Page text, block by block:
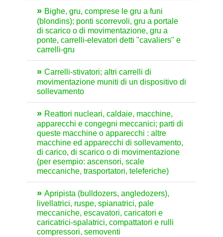
Bighe, gru, comprese le gru a funi
(blondins); ponti scorrevoli, gru a portale
di scarico o di movimentazione, gru a
ponte, carrelli-elevatori detti "cavaliers" e
carrelli-gru
Carrelli-stivatori; altri carrelli di
movimentazione muniti di un dispositivo di
sollevamento
Reattori nucleari, caldaie, macchine,
apparecchi e congegni meccanici; parti di
queste macchine o apparecchi : altre
macchine ed apparecchi di sollevamento,
di carico, di scarico o di movimentazione
(per esempio: ascensori, scale
meccaniche, trasportatori, teleferiche)
Apripista (bulldozers, angledozers),
livellatrici, ruspe, spianatrici, pale
meccaniche, escavatori, caricatori e
caricatrici-spalatrici, compattatori e rulli
compressori, semoventi